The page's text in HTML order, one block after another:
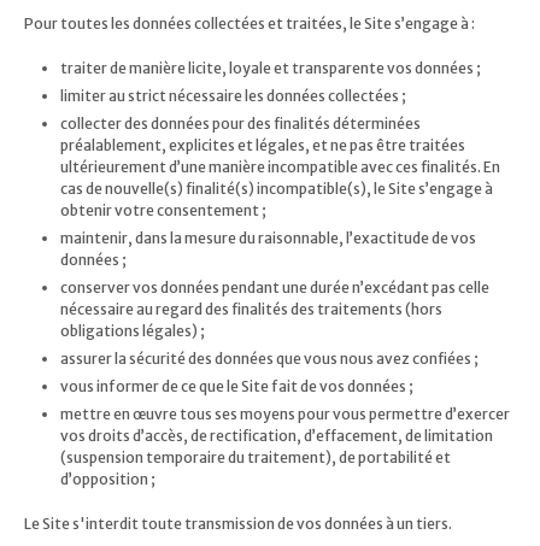
Pour toutes les données collectées et traitées, le Site s’engage à :
traiter de manière licite, loyale et transparente vos données ;
limiter au strict nécessaire les données collectées ;
collecter des données pour des finalités déterminées
préalablement, explicites et légales, et ne pas être traitées
ultérieurement d’une manière incompatible avec ces finalités. En
cas de nouvelle(s) finalité(s) incompatible(s), le Site s’engage à
obtenir votre consentement ;
maintenir, dans la mesure du raisonnable, l’exactitude de vos
données ;
conserver vos données pendant une durée n’excédant pas celle
nécessaire au regard des finalités des traitements (hors
obligations légales) ;
assurer la sécurité des données que vous nous avez confiées ;
vous informer de ce que le Site fait de vos données ;
mettre en œuvre tous ses moyens pour vous permettre d’exercer
vos droits d’accès, de rectification, d’effacement, de limitation
(suspension temporaire du traitement), de portabilité et
d’opposition ;
Le Site s'interdit toute transmission de vos données à un tiers.